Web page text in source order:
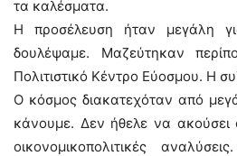
τα καλέσματα.
Η προσέλευση ήταν μεγάλη
δουλέψαμε. Μαζεύτηκαν
Πολιτιστικό Κέντρο Εύοσμου. Η
Ο κόσμος διακατεχόταν από
κάνουμε. Δεν ήθελε να ακούσει
οικονομικοπολιτικές